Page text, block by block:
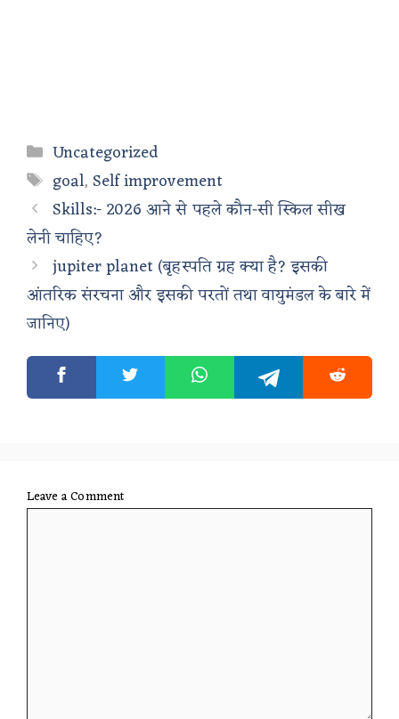
Categories
Uncategorized
Tags
goal, Self improvement
Skills:- 2026 आने से पहले कौन-सी स्किल सीख
लेनी चाहिए?
jupiter planet (बृहस्पति ग्रह क्या है? इसकी
आंतरिक संरचना और इसकी परतों तथा वायुमंडल के बारे में
जानिए)
Leave a Comment